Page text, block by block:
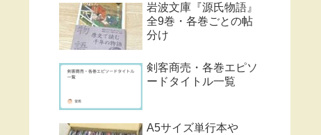
岩波文庫『源氏物語』
全9巻・各巻ごとの帖
分け
剣客商売・各巻エピソ
ードタイトル一覧
A5サイズ単行本や